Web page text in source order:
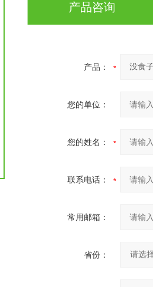
产品咨询
产品：
您的单位：
您的姓名：
联系电话：
常用邮箱：
省份：